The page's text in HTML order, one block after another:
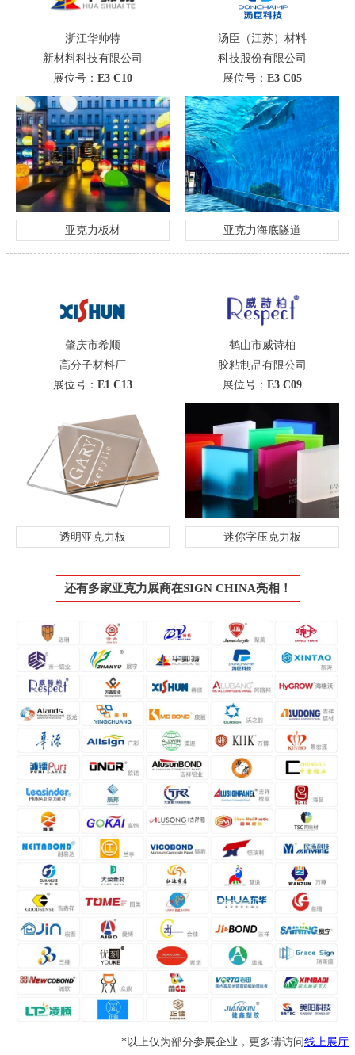
浙江华帅特
新材料科技有限公司
展位号： E3 C10
汤臣（江苏）材料
科技股份有限公司
展位号：E3 C05
亚克力板材 亚克力海底隧道
肇庆市希顺
高分子材料厂
展位号： E1 C13
鹤山市威诗柏
胶粘制品有限公司
展位号：E3 C09
透明亚克力板 迷你字压克力板
还有多家亚克力展商在SIGN CHINA亮相！
*以上仅为部分参展企业，更多请访问线上展厅